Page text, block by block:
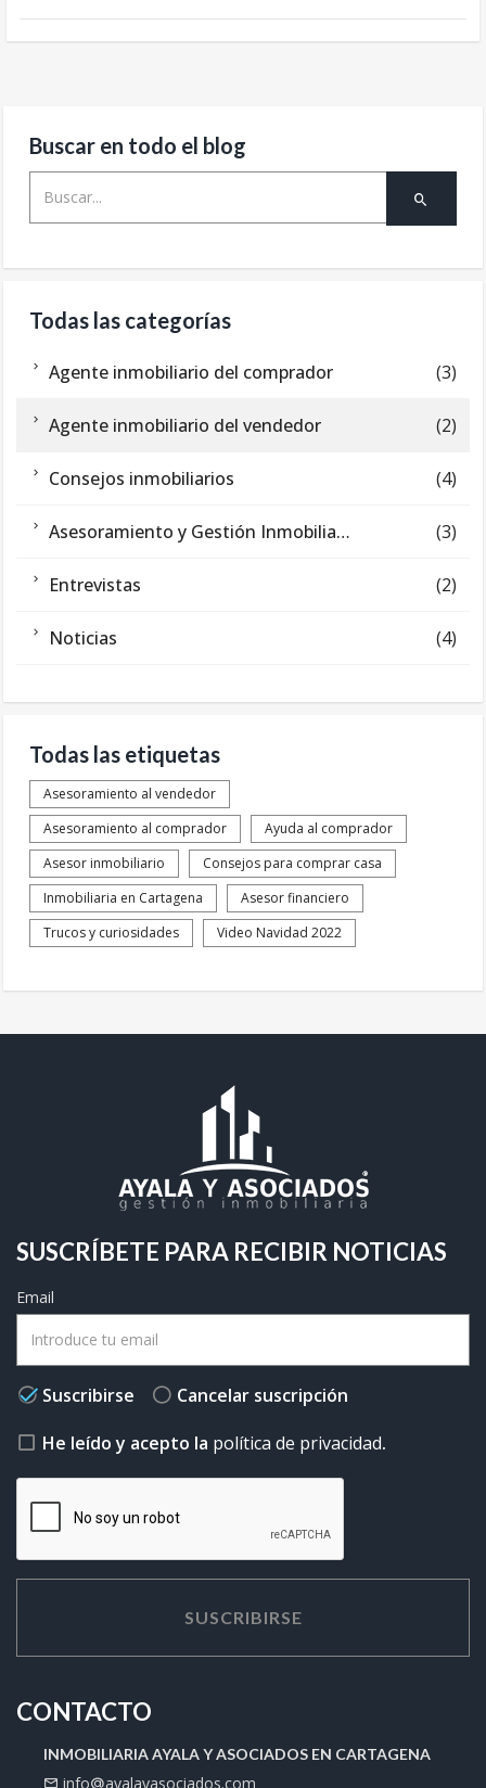
Buscar en todo el blog
Todas las categorías
Agente inmobiliario del comprador (3)
Agente inmobiliario del vendedor (2)
Consejos inmobiliarios (4)
Asesoramiento y Gestión Inmobiliaria (3)
Entrevistas (2)
Noticias (4)
Todas las etiquetas
Asesoramiento al vendedor
Asesoramiento al comprador
Ayuda al comprador
Asesor inmobiliario
Consejos para comprar casa
Inmobiliaria en Cartagena
Asesor financiero
Trucos y curiosidades
Video Navidad 2022
SUSCRÍBETE PARA RECIBIR NOTICIAS
Email
Suscribirse
Cancelar suscripción
He leído y acepto la política de privacidad.
SUSCRIBIRSE
CONTACTO
INMOBILIARIA AYALA Y ASOCIADOS EN CARTAGENA
info ayalayasociados.com